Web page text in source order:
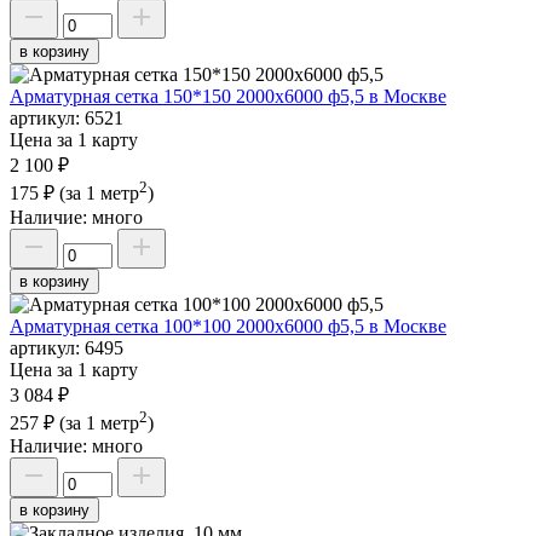
в корзину
Арматурная сетка 150*150 2000х6000 ф5,5 в Москве
артикул: 6521
Цена за 1 карту
2 100 ₽
175 ₽ (за 1 метр2)
Наличие: много
в корзину
Арматурная сетка 100*100 2000х6000 ф5,5 в Москве
артикул: 6495
Цена за 1 карту
3 084 ₽
257 ₽ (за 1 метр2)
Наличие: много
в корзину